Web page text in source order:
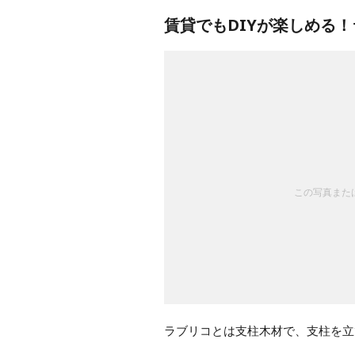
賃貸でもDIYが楽しめる
この写真ま
ラブリコとは支柱木材で、支柱を